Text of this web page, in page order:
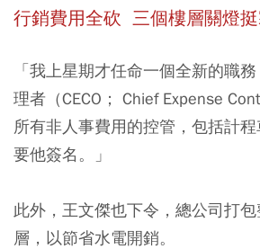
行銷費用全砍 三個樓層關燈
「我上星期才任命一個全新的職
理者（CECO； Chief Expense
所有非人事費用的控管，包括計
要他簽名。」
此外，王文傑也下令，總公司打
層，以節省水電開銷。